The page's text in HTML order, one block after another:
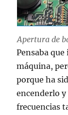
Apertura de
Pensaba
máquina,
porque ha
encenderlo
frecuencias